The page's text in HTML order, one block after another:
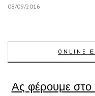
08/09/2016
ONLINE
Ας φέρουμε στο